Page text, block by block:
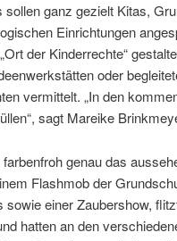
sollen ganz gezielt Kitas,
Einrichtungen
der Kinderrechte“
oder
vermittelt. „In den
sagt Mareike
genau das
Flashmob der
sowie einer Zaubershow,
hatten an den